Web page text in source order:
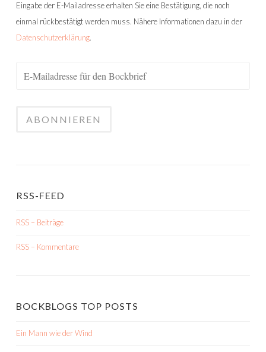
Eingabe der E-Mailadresse erhalten Sie eine Bestätigung, die noch
einmal rückbestätigt werden muss. Nähere Informationen dazu in der
Datenschutzerklärung.
RSS-FEED
RSS – Beiträge
RSS – Kommentare
BOCKBLOGS TOP POSTS
Ein Mann wie der Wind